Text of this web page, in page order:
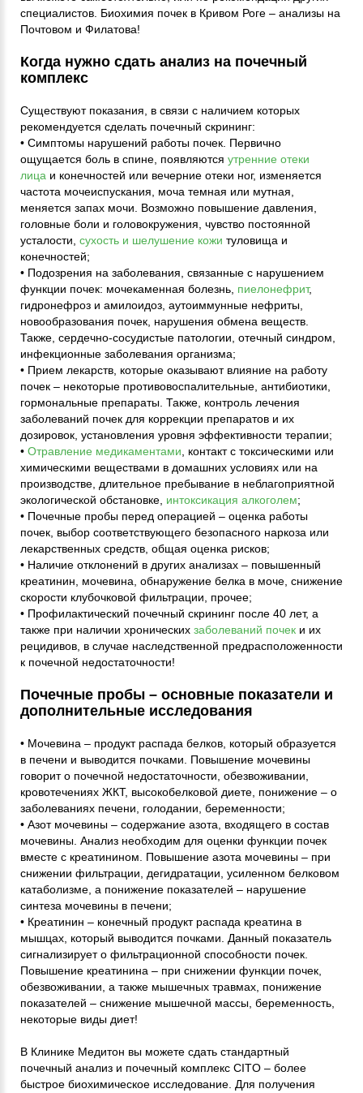
специалистов. Биохимия почек в Кривом Роге – анализы на
Почтовом и Филатова!
Когда нужно сдать анализ на почечный
комплекс
Существуют показания, в связи с наличием которых
рекомендуется сделать почечный скрининг:
• Симптомы нарушений работы почек. Первично
ощущается боль в спине, появляются утренние отеки
лица и конечностей или вечерние отеки ног, изменяется
частота мочеиспускания, моча темная или мутная,
меняется запах мочи. Возможно повышение давления,
головные боли и головокружения, чувство постоянной
усталости, сухость и шелушение кожи туловища и
конечностей;
• Подозрения на заболевания, связанные с нарушением
функции почек: мочекаменная болезнь, пиелонефрит,
гидронефроз и амилоидоз, аутоиммунные нефриты,
новообразования почек, нарушения обмена веществ.
Также, сердечно-сосудистые патологии, отечный синдром,
инфекционные заболевания организма;
• Прием лекарств, которые оказывают влияние на работу
почек – некоторые противовоспалительные, антибиотики,
гормональные препараты. Также, контроль лечения
заболеваний почек для коррекции препаратов и их
дозировок, установления уровня эффективности терапии;
• Отравление медикаментами, контакт с токсическими или
химическими веществами в домашних условиях или на
производстве, длительное пребывание в неблагоприятной
экологической обстановке, интоксикация алкоголем;
• Почечные пробы перед операцией – оценка работы
почек, выбор соответствующего безопасного наркоза или
лекарственных средств, общая оценка рисков;
• Наличие отклонений в других анализах – повышенный
креатинин, мочевина, обнаружение белка в моче, снижение
скорости клубочковой фильтрации, прочее;
• Профилактический почечный скрининг после 40 лет, а
также при наличии хронических заболеваний почек и их
рецидивов, в случае наследственной предрасположенности
к почечной недостаточности!
Почечные пробы – основные показатели и
дополнительные исследования
• Мочевина – продукт распада белков, который образуется
в печени и выводится почками. Повышение мочевины
говорит о почечной недостаточности, обезвоживании,
кровотечениях ЖКТ, высокобелковой диете, понижение – о
заболеваниях печени, голодании, беременности;
• Азот мочевины – содержание азота, входящего в состав
мочевины. Анализ необходим для оценки функции почек
вместе с креатинином. Повышение азота мочевины – при
снижении фильтрации, дегидратации, усиленном белковом
катаболизме, а понижение показателей – нарушение
синтеза мочевины в печени;
• Креатинин – конечный продукт распада креатина в
мышцах, который выводится почками. Данный показатель
сигнализирует о фильтрационной способности почек.
Повышение креатинина – при снижении функции почек,
обезвоживании, а также мышечных травмах, понижение
показателей – снижение мышечной массы, беременность,
некоторые виды диет!
В Клинике Медитон вы можете сдать стандартный
почечный анализ и почечный комплекс CITO – более
быстрое биохимическое исследование. Для получения